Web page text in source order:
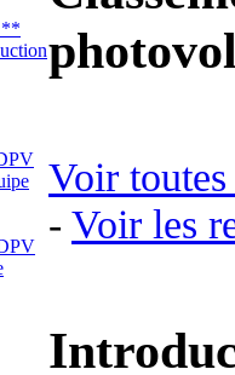
**
Voir
- Voir les